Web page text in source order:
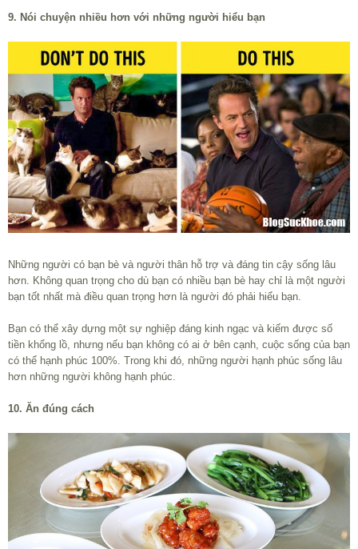
9. Nói chuyện nhiều hơn với những người hiểu bạn
Những người có bạn bè và người thân hỗ trợ và đáng tin cậy sống lâu
hơn. Không quan trọng cho dù bạn có nhiều bạn bè hay chỉ là một người
bạn tốt nhất mà điều quan trọng hơn là người đó phải hiểu bạn.
Bạn có thể xây dựng một sự nghiệp đáng kinh ngạc và kiếm được số
tiền khổng lồ, nhưng nếu bạn không có ai ở bên cạnh, cuộc sống của bạn
có thể hạnh phúc 100%. Trong khi đó, những người hạnh phúc sống lâu
hơn những người không hạnh phúc.
10. Ăn đúng cách